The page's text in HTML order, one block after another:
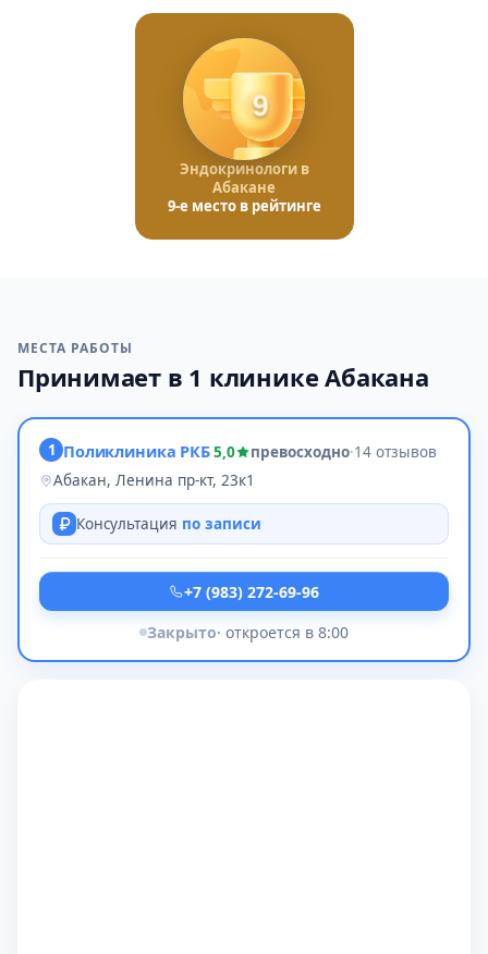
9
Эндокринологи в
Абакане
9-е место в рейтинге
МЕСТА РАБОТЫ
Принимает в 1 клинике Абакана
1 Поликлиника РКБ5,0 превосходно·14 отзывов
Абакан, Ленина пр-кт, 23к1
Консультация по записи
+7 (983) 272-69-96
Закрыто· откроется в 8:00